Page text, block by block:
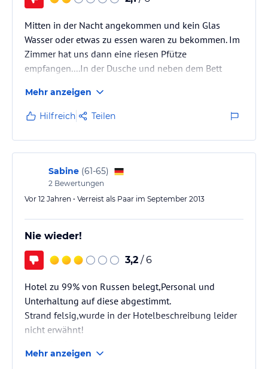
Mitten in der Nacht angekommen und kein Glas
Wasser oder etwas zu essen waren zu bekommen. Im
Zimmer hat uns dann eine riesen Pfütze
empfangen....In der Dusche und neben dem Bett
frisch bezogen, die Handtücher waren sauber und
endlich schlafen. Am nächsten morgen haben wir das
Zimmer reklamiert. Das Personal kann sehr schlecht
oder eher gar kein Englisch...Wer russisch kann ist
hier sehr von Vorteil. Nach hin und her und
Rücksprache mit dem Reiseleiter wurde uns ein…
Mehr anzeigen
Hilfreich Teilen
Sabine (61-65)
2 Bewertungen
Vor 12 Jahren • Verreist als Paar im September 2013
Nie wieder!
3,2 / 6
Hotel zu 99% von Russen belegt,Personal und
Unterhaltung auf diese abgestimmt.
Strand felsig,wurde in der Hotelbeschreibung leider
nicht erwähnt!
Mehr anzeigen